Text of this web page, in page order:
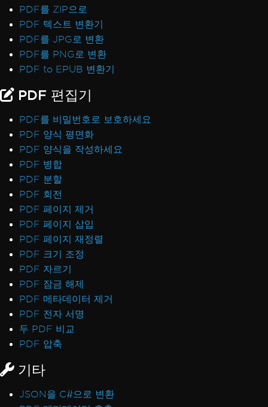
PDF를 ZIP으로
PDF 텍스트 변환기
PDF를 JPG로 변환
PDF를 PNG로 변환
PDF to EPUB 변환기
PDF 편집기
PDF를 비밀번호로 보호하세요
PDF 양식 평면화
PDF 양식을 작성하세요
PDF 병합
PDF 분할
PDF 회전
PDF 페이지 제거
PDF 페이지 삽입
PDF 페이지 재정렬
PDF 크기 조정
PDF 자르기
PDF 잠금 해제
PDF 메타데이터 제거
PDF 전자 서명
두 PDF 비교
PDF 압축
기타
JSON을 C#으로 변환